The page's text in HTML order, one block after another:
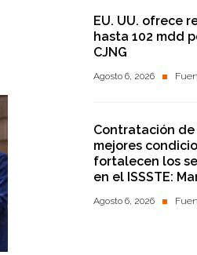
EU. UU. ofrece
hasta 102 mdd
CJNG
Agosto 6, 2026
Contratación de
mejores
fortalecen los
en el ISSSTE:
Agosto 6, 2026